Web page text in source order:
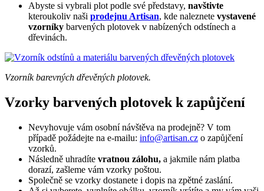
Abyste si vybrali plot podle své představy, navštivte
kteroukoliv naši prodejnu Artisan, kde naleznete vystavené
vzorníky barvených plotovek v nabízených odstínech a
dřevinách.
Vzorník barevných dřevěných plotovek.
Vzorky barvených plotovek k zapůjčení
Nevyhovuje vám osobní návštěva na prodejně? V tom
případě požádejte na e-mailu: info@artisan.cz o zapůjčení
vzorků.
Následně uhradíte vratnou zálohu, a jakmile nám platba
dorazí, zašleme vám vzorky poštou.
Společně se vzorky dostanete i dopis na zpětné zaslání.